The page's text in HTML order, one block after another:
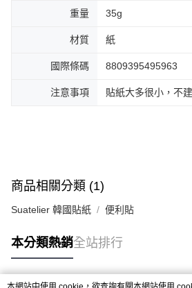
重量 35g
材質 紙
國際條碼 8809395495963
注意事項 貼紙大多很小，不
商品相關分類 (1)
Suatelier 韓國貼紙 便利貼
本分類熱銷全站排行